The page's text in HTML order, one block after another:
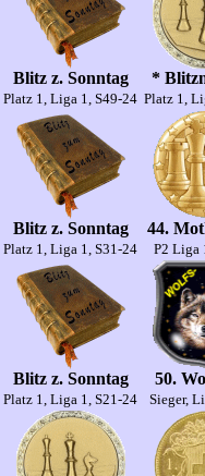
Blitz z. Sonntag
Platz 1, Liga 1, S49-24
*
Platz 1,
Blitz z. Sonntag
Platz 1, Liga 1, S31-24
44.
P2 Liga
Blitz z. Sonntag
Platz 1, Liga 1, S21-24
50.
Sieger,